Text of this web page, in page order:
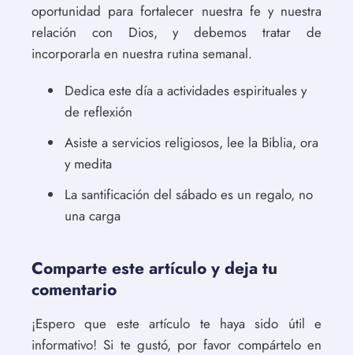
oportunidad para fortalecer nuestra fe y nuestra
relación con Dios, y debemos tratar de
incorporarla en nuestra rutina semanal.
Dedica este día a actividades espirituales y
de reflexión
Asiste a servicios religiosos, lee la Biblia, ora
y medita
La santificación del sábado es un regalo, no
una carga
Comparte este artículo y deja tu
comentario
¡Espero que este artículo te haya sido útil e
informativo! Si te gustó, por favor compártelo en